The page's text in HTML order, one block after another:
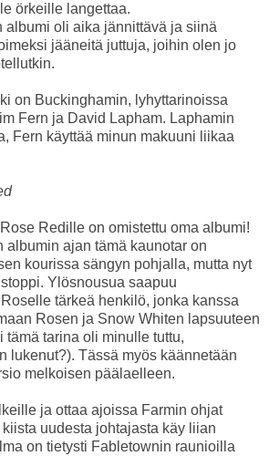
örkeille langettaa.
albumi oli aika jännittävä ja siinä
jääneitä juttuja, joihin olen jo
on Buckinghamin, lyhyttarinoissa
Fern ja David Lapham. Laphamin
Fern käyttää minun makuuni liikaa
Redille on omistettu oma albumi!
albumin ajan tämä kaunotar on
kourissa sängyn pohjalla, mutta nyt
Ylösnousua saapuu
tärkeä henkilö, jonka kanssa
Rosen ja Snow Whiten lapsuuteen
tämä tarina oli minulle tuttu,
lukenut?). Tässä myös käännetään
melkoisen päälaelleen.
ja ottaa ajoissa Farmin ohjat
uudesta johtajasta käy liian
on tietysti Fabletownin raunioilla